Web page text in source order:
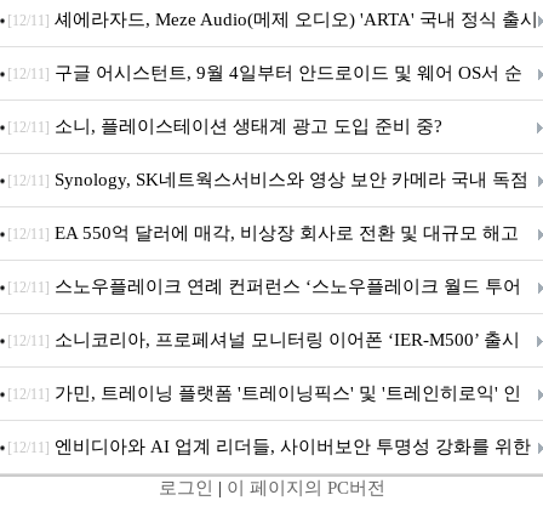
지 담은 ‘헤리티지 에디션 컬렉션’ 공개
[12/11] 셰에라자드, Meze Audio(메제 오디오) 'ARTA' 국내 정식 출시
[12/11] 구글 어시스턴트, 9월 4일부터 안드로이드 및 웨어 OS서 순
차 서비스 종료
[12/11] 소니, 플레이스테이션 생태계 광고 도입 준비 중?
[12/11] Synology, SK네트웍스서비스와 영상 보안 카메라 국내 독점
판매 파트너십 체결
[12/11] EA 550억 달러에 매각, 비상장 회사로 전환 및 대규모 해고
전망
[12/11] 스노우플레이크 연례 컨퍼런스 ‘스노우플레이크 월드 투어
서울’ 개최
[12/11] 소니코리아, 프로페셔널 모니터링 이어폰 ‘IER-M500’ 출시
[12/11] 가민, 트레이닝 플랫폼 '트레이닝픽스' 및 '트레인히로익' 인
수로 선수와 코치에 맞춤형 훈련 지원 확대
[12/11] 엔비디아와 AI 업계 리더들, 사이버보안 투명성 강화를 위한
SAFE 가이드라인 제안
로그인 | 이 페이지의 PC버전